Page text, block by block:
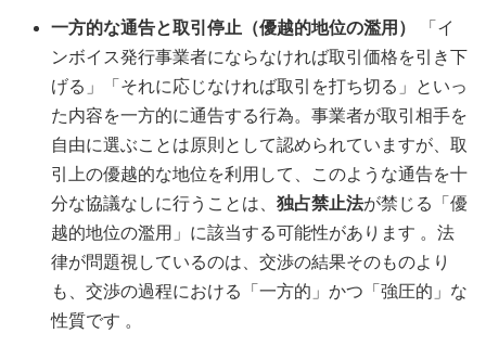
一方的な通告と取引停止（優越的地位の濫用）
「イ
ンボイス発行事業者にならなければ取引価格を引き下
げる」「それに応じなければ取引を打ち切る」といっ
た内容を一方的に通告する行為。事業者が取引相手を
自由に選ぶことは原則として認められていますが、取
引上の優越的な地位を利用して、このような通告を十
分な協議なしに行うことは、 独占禁止法が禁じる「優
越的地位の濫用」に該当する可能性があります 。法
律が問題視しているのは、交渉の結果そのものより
も、交渉の過程における「一方的」かつ「強圧的」な
性質です 。